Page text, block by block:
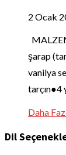
2 Ocak
şarap
vanilya
tarçın●4
Daha
Dil